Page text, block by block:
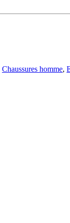
Chaussures homme,